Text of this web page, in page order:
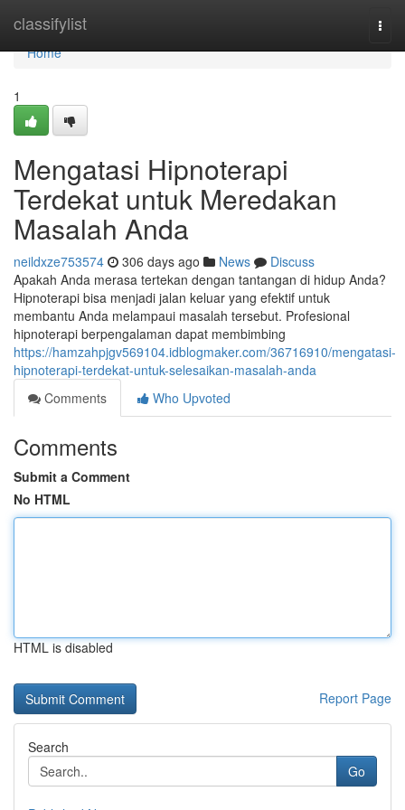
classifylist
Home
Home
1
Mengatasi Hipnoterapi
Terdekat untuk Meredakan
Masalah Anda
neildxze753574 306 days ago News
Discuss
Apakah Anda merasa tertekan dengan tantangan di hidup Anda?
Hipnoterapi bisa menjadi jalan keluar yang efektif untuk
membantu Anda melampaui masalah tersebut. Profesional
hipnoterapi berpengalaman dapat membimbing
https://hamzahpjgv569104.idblogmaker.com/36716910/mengatasi-
hipnoterapi-terdekat-untuk-selesaikan-masalah-anda
Comments
Who Upvoted
Comments
Submit a Comment
No HTML
HTML is disabled
Report Page
Search
Go